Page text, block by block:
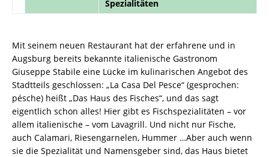
Spezialitäten
Mit seinem neuen Restaurant hat der erfahrene und in
Augsburg bereits bekannte italienische Gastronom
Giuseppe Stabile eine Lücke im kulinarischen Angebot des
Stadtteils geschlossen: „La Casa Del Pesce“ (gesprochen:
pésche) heißt „Das Haus des Fisches“, und das sagt
eigentlich schon alles! Hier gibt es Fischspezialitäten – vor
allem italienische – vom Lavagrill. Und nicht nur Fische,
auch Calamari, Riesengarnelen, Hummer …Aber auch wenn
sie die Spezialität und Namensgeber sind, das Haus bietet